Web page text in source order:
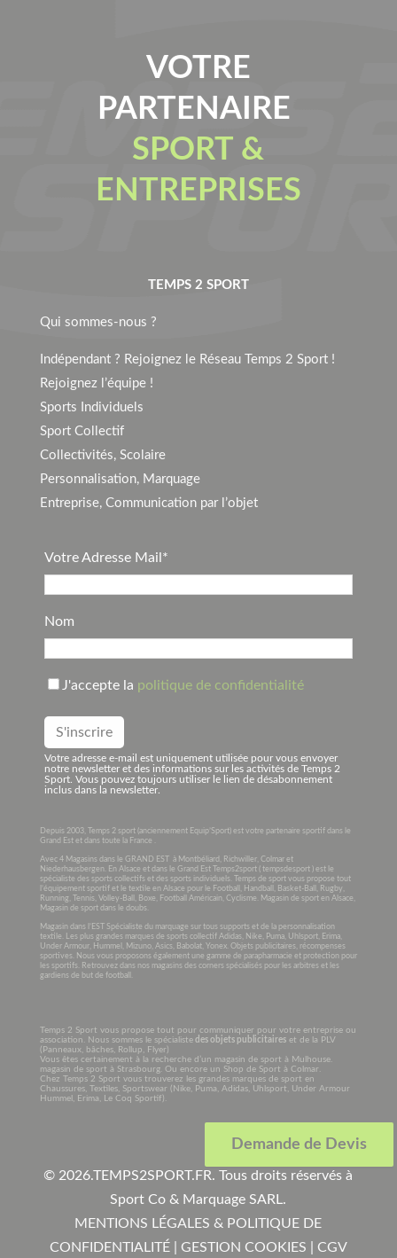
VOTRE
PARTENAIRE
SPORT &
ENTREPRISES
TEMPS 2 SPORT
Qui sommes-nous ?
Indépendant ? Rejoignez le Réseau Temps 2 Sport !
Rejoignez l’équipe !
Sports Individuels
Sport Collectif
Collectivités, Scolaire
Personnalisation, Marquage
Entreprise, Communication par l’objet
Votre Adresse Mail*
Nom
J'accepte la politique de confidentialité
Votre adresse e-mail est uniquement utilisée pour vous envoyer
notre newsletter et des informations sur les activités de Temps 2
Sport. Vous pouvez toujours utiliser le lien de désabonnement
inclus dans la newsletter.
Depuis 2003, Temps 2 sport (anciennement Equip’Sport) est votre partenaire sportif dans le
Grand Est et dans toute la France .
Avec 4 Magasins dans le GRAND EST à Montbéliard, Richwiller, Colmar et
Niederhausbergen. En Alsace et dans le Grand Est Temps2sport ( tempsdesport ) est le
spécialiste des sports collectifs et des sports individuels. Temps de sport vous propose tout
l’équipement sportif et le textile en Alsace pour le Football, Handball, Basket-Ball, Rugby,
Running, Tennis, Volley-Ball, Boxe, Football Américain, Cyclisme. Magasin de sport en Alsace,
Magasin de sport dans le doubs.
Magasin dans l’EST Spécialiste du marquage sur tous supports et de la personnalisation
textile. Les plus grandes marques de sports collectif Adidas, Nike, Puma, Uhlsport, Erima,
Under Armour, Hummel, Mizuno, Asics, Babolat, Yonex. Objets publicitaires, récompenses
sportives. Nous vous proposons également une gamme de parapharmacie et protection pour
les sportifs. Retrouvez dans nos magasins des corners spécialisés pour les arbitres et les
gardiens de but de football.
Temps 2 Sport vous propose tout pour communiquer pour votre entreprise ou
association. Nous sommes le spécialistedes objets publicitaireset de la PLV
(Panneaux, bâches, Rollup, Flyer)
Vous êtes certainement à la recherche d’un magasin de sport à Mulhouse.
magasin de sport à Strasbourg. Ou encore un Shop de Sport à Colmar.
Chez Temps 2 Sport vous trouverez les grandes marques de sport en
Chaussures, Textiles, Sportswear (Nike, Puma, Adidas, Uhlsport, Under Armour
Hummel, Erima, Le Coq Sportif).
Demande de Devis
© 2026.TEMPS2SPORT.FR. Tous droits réservés à
Sport Co & Marquage SARL.
MENTIONS LÉGALES & POLITIQUE DE
CONFIDENTIALITÉ| GESTION COOKIES CGV